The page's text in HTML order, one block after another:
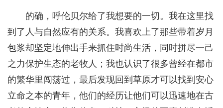
的确，呼伦贝尔给了我想要的一切。我在这里找
到了人与自然应有的关系。我喜欢上了那些带着岁月
包浆却坚定地伸出手来抓住时尚生活，同时拼尽一己
之力保护生态的老牧人；我也认识了很多曾经在都市
的繁华里闯荡过，最后发现回到草原才可以找到安心
立命之本的青年，他们的经历让他们可以迅速地在古